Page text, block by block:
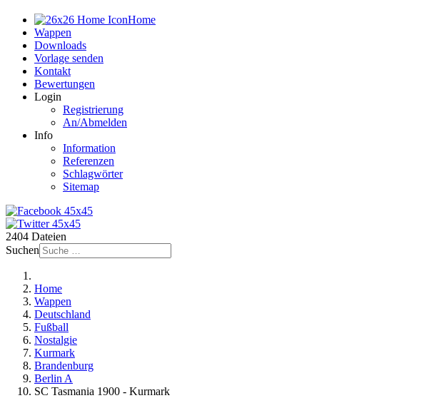
Home
Wappen
Downloads
Vorlage senden
Kontakt
Bewertungen
Login
Registrierung
An/Abmelden
Info
Information
Referenzen
Schlagwörter
Sitemap
2404 Dateien
Suchen
Home
Wappen
Deutschland
Fußball
Nostalgie
Kurmark
Brandenburg
Berlin A
SC Tasmania 1900 - Kurmark